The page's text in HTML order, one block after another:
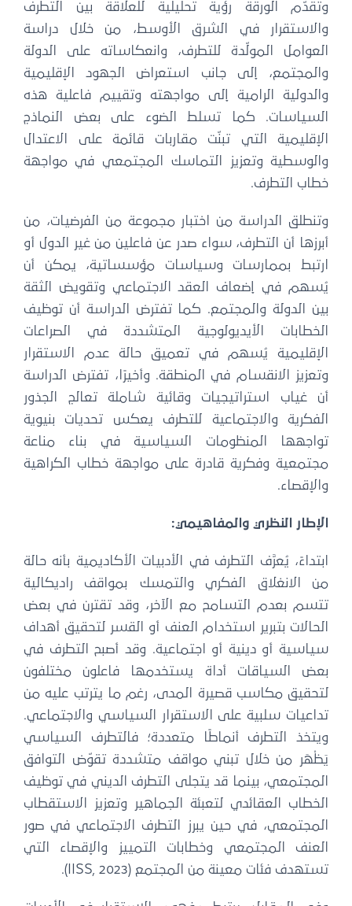
وتقدّم الورقة رؤية تحليلية للعلاقة بين التطرف
والاستقرار في الشرق الأوسط، من خلال دراسة
العوامل المولّدة للتطرف، وانعكاساته على الدولة
والمجتمع، إلى جانب استعراض الجهود الإقليمية
والدولية الرامية إلى مواجهته وتقييم فاعلية هذه
السياسات. كما تسلط الضوء على بعض النماذج
الإقليمية التي تبنّت مقاربات قائمة على الاعتدال
والوسطية وتعزيز التماسك المجتمعي في مواجهة
خطاب التطرف.
وتنطلق الدراسة من اختبار مجموعة من الفرضيات، من
أبرزها أن التطرف، سواء صدر عن فاعلين من غير الدول أو
ارتبط بممارسات وسياسات مؤسساتية، يمكن أن
يُسهم في إضعاف العقد الاجتماعي وتقويض الثقة
بين الدولة والمجتمع. كما تفترض الدراسة أن توظيف
الخطابات الأيديولوجية المتشددة في الصراعات
الإقليمية يُسهم في تعميق حالة عدم الاستقرار
وتعزيز الانقسام في المنطقة. وأخيرًا، تفترض الدراسة
أن غياب استراتيجيات وقائية شاملة تعالج الجذور
الفكرية والاجتماعية للتطرف يعكس تحديات بنيوية
تواجهها المنظومات السياسية في بناء مناعة
مجتمعية وفكرية قادرة على مواجهة خطاب الكراهية
والإقصاء.
الإطار النظري والمفاهيمي:
ابتداءً، يُعرَّف التطرف في الأدبيات الأكاديمية بأنه حالة
من الانغلاق الفكري والتمسك بمواقف راديكالية
تتسم بعدم التسامح مع الآخر، وقد تقترن في بعض
الحالات بتبرير استخدام العنف أو القسر لتحقيق أهداف
سياسية أو دينية أو اجتماعية. وقد أصبح التطرف في
بعض السياقات أداة يستخدمها فاعلون مختلفون
لتحقيق مكاسب قصيرة المدى، رغم ما يترتب عليه من
تداعيات سلبية على الاستقرار السياسي والاجتماعي.
ويتخذ التطرف أنماطًا متعددة؛ فالتطرف السياسي
يَظْهَر من خلال تبني مواقف متشددة تقوّض التوافق
المجتمعي، بينما قد يتجلى التطرف الديني في توظيف
الخطاب العقائدي لتعبئة الجماهير وتعزيز الاستقطاب
المجتمعي، في حين يبرز التطرف الاجتماعي في صور
العنف المجتمعي وخطابات التمييز والإقصاء التي
تستهدف فئات معينة من المجتمع (IISS, 2023).